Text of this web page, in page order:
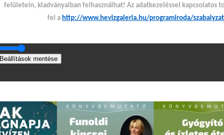
felületein, kiadványaiban felhasználhat! Az adatkezeléssel kapcsolatos
fel a http://www.hevizgaleria.hu/programiroda/
Beállítások mentése